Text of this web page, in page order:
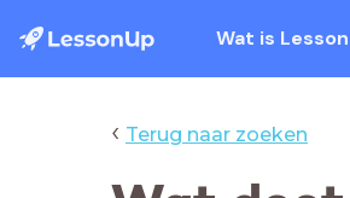
Wat is
‹ Terug naar zoeken